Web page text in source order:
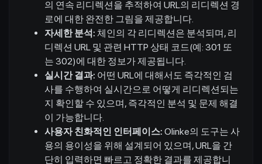
의 연속 리디렉션을 추적하여 URL의 리디렉션 경
로에 대한 완전한 그림을 제공합니다.
자세한 분석: 체인의 각 리디렉션은 분석되며, 리
디렉션 URL 및 관련 HTTP 상태 코드(예: 301 또
는 302)에 대한 정보가 제공됩니다.
실시간 결과: 어떤 URL에 대해서도 즉각적인 검
사를 수행하여 실시간으로 어떻게 리디렉션되는
지 확인할 수 있으며, 즉각적인 분석 및 문제 해결
이 가능합니다.
사용자 친화적인 인터페이스: Olinke의 도구는 사
용의 용이성을 위해 설계되어 있으며, URL을 간
단히 입력하면 빠르고 정확한 결과를 제공합니